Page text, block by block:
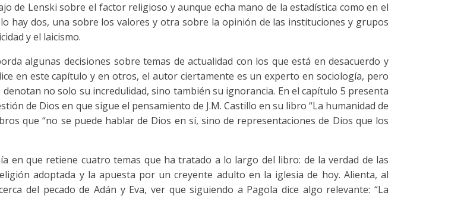
de Lenski sobre el factor religioso y aunque echa mano de la estadística como en el
hay dos, una sobre los valores y otra sobre la opinión de las instituciones y grupos
y el laicismo.
algunas decisiones sobre temas de actualidad con los que está en desacuerdo y
en este capítulo y en otros, el autor ciertamente es un experto en sociología, pero
no solo su incredulidad, sino también su ignorancia. En el capítulo 5 presenta
de Dios en que sigue el pensamiento de J.M. Castillo en su libro “La humanidad de
que “no se puede hablar de Dios en sí, sino de representaciones de Dios que los
en que retiene cuatro temas que ha tratado a lo largo del libro: de la verdad de las
adoptada y la apuesta por un creyente adulto en la iglesia de hoy. Alienta, al
del pecado de Adán y Eva, ver que siguiendo a Pagola dice algo relevante: “La